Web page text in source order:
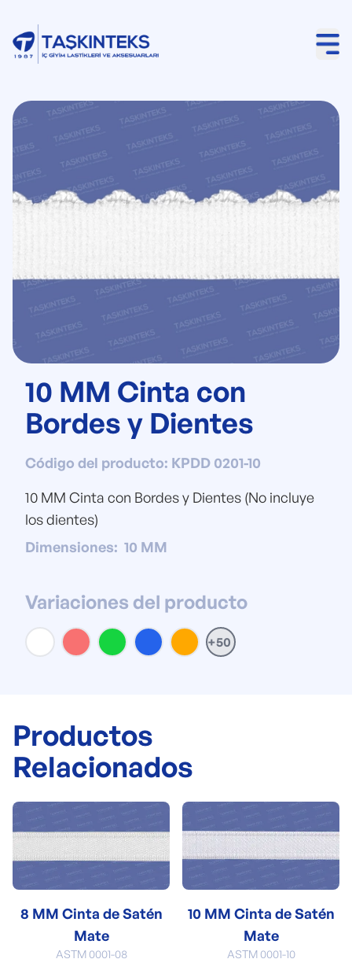
10 MM Cinta con
Bordes y Dientes
Código del producto: KPDD 0201-10
10 MM Cinta con Bordes y Dientes (No incluye
los dientes)
Dimensiones: 10 MM
Variaciones del producto
+50
Productos
Relacionados
8 MM Cinta de Satén
Mate
ASTM 0001-08
10 MM Cinta de Satén
Mate
ASTM 0001-10